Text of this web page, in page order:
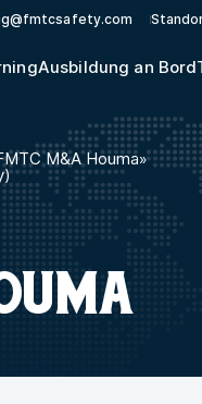
Ausbildung an Bord
M&A Houma»